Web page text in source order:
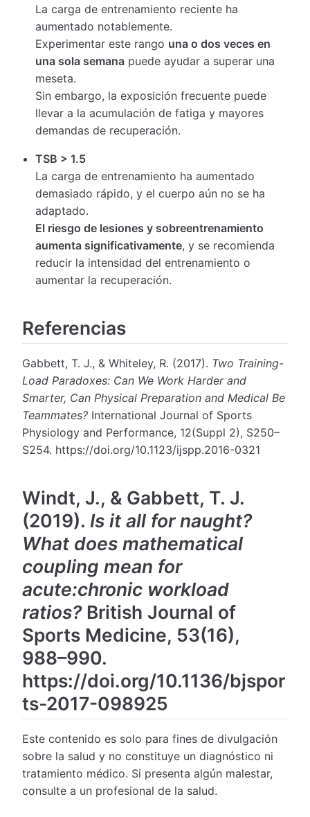
La carga de entrenamiento reciente ha
aumentado notablemente.
Experimentar este rango una o dos veces en
una sola semana puede ayudar a superar una
meseta.
Sin embargo, la exposición frecuente puede
llevar a la acumulación de fatiga y mayores
demandas de recuperación.
TSB > 1.5
La carga de entrenamiento ha aumentado
demasiado rápido, y el cuerpo aún no se ha
adaptado.
El riesgo de lesiones y sobreentrenamiento
aumenta significativamente, y se recomienda
reducir la intensidad del entrenamiento o
aumentar la recuperación.
Referencias
Gabbett, T. J., & Whiteley, R. (2017). Two Training-
Load Paradoxes: Can We Work Harder and
Smarter, Can Physical Preparation and Medical Be
Teammates? International Journal of Sports
Physiology and Performance, 12(Suppl 2), S250–
S254. https://doi.org/10.1123/ijspp.2016-0321
Windt, J., & Gabbett, T. J.
(2019). Is it all for naught?
What does mathematical
coupling mean for
acute:chronic workload
ratios?British Journal of
Sports Medicine, 53(16),
988–990.
https://doi.org/10.1136/bjspor
ts-2017-098925
Este contenido es solo para fines de divulgación
sobre la salud y no constituye un diagnóstico ni
tratamiento médico. Si presenta algún malestar,
consulte a un profesional de la salud.